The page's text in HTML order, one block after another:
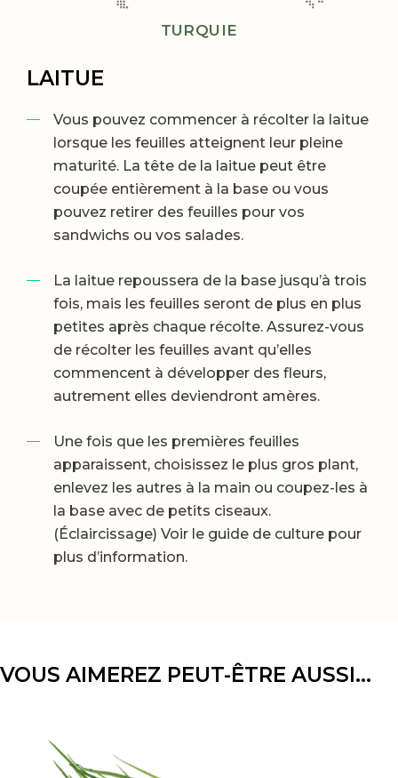
TURQUIE
LAITUE
Vous pouvez commencer à récolter la laitue
lorsque les feuilles atteignent leur pleine
maturité. La tête de la laitue peut être
coupée entièrement à la base ou vous
pouvez retirer des feuilles pour vos
sandwichs ou vos salades.
La laitue repoussera de la base jusqu’à trois
fois, mais les feuilles seront de plus en plus
petites après chaque récolte. Assurez-vous
de récolter les feuilles avant qu’elles
commencent à développer des fleurs,
autrement elles deviendront amères.
Une fois que les premières feuilles
apparaissent, choisissez le plus gros plant,
enlevez les autres à la main ou coupez-les à
la base avec de petits ciseaux.
(Éclaircissage) Voir le guide de culture pour
plus d’information.
VOUS AIMEREZ PEUT-ÊTRE AUSSI…